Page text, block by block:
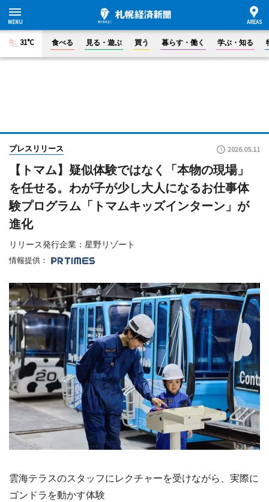
31°C 食べる 見る・遊ぶ 買う 暮らす・働く 学ぶ・知る
プレスリリース 2026.05.11
【トマム】疑似体験ではなく「本物の現場」
を任せる。わが子が少し大人になるお仕事体
験プログラム「トマムキッズインターン」が
進化
リリース発行企業：星野リゾート
情報提供：
雲海テラスのスタッフにレクチャーを受けながら、実際に
ゴンドラを動かす体験